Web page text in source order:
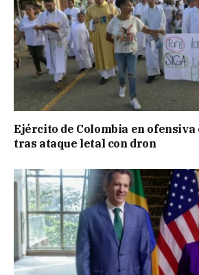
Ejército de Colombia en
tras ataque letal con dron